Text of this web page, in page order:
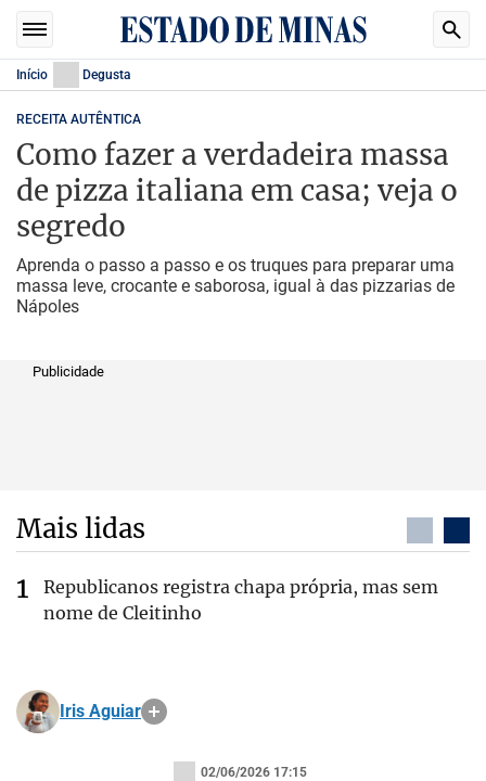
Início Degusta
RECEITA AUTÊNTICA
Como fazer a verdadeira massa
de pizza italiana em casa; veja o
segredo
Aprenda o passo a passo e os truques para preparar uma
massa leve, crocante e saborosa, igual à das pizzarias de
Nápoles
Publicidade
Mais lidas
Republicanos registra chapa própria, mas sem
nome de Cleitinho
Iris Aguiar
02/06/2026 17:15